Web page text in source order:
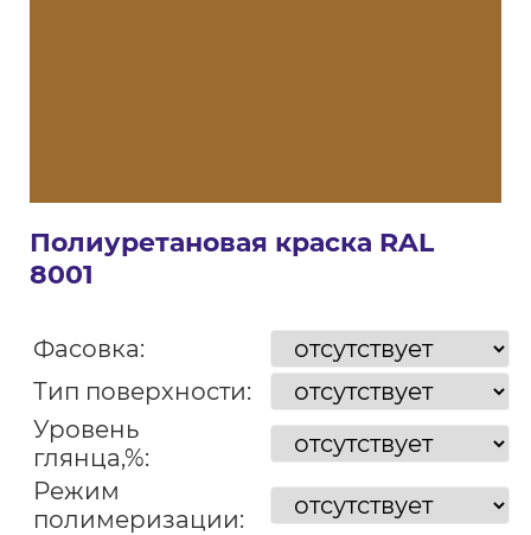
Полиуретановая краска RAL
8001
Фасовка:
Тип поверхности:
Уровень
глянца,%:
Режим
полимеризации: